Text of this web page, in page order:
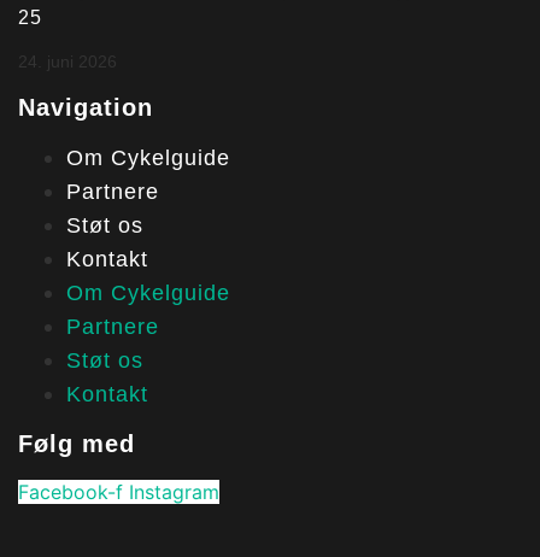
25
24. juni 2026
Navigation
Om Cykelguide
Partnere
Støt os
Kontakt
Om Cykelguide
Partnere
Støt os
Kontakt
Følg med
Facebook-f Instagram